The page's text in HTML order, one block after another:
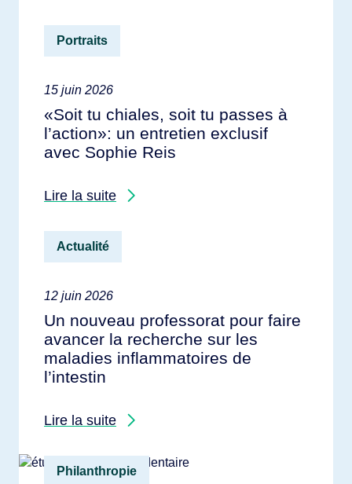
Portraits
15 juin 2026
«Soit tu chiales, soit tu passes à
l’action»: un entretien exclusif
avec Sophie Reis
Lire la suite
Actualité
12 juin 2026
Un nouveau professorat pour faire
avancer la recherche sur les
maladies inflammatoires de
l’intestin
Lire la suite
Philanthropie